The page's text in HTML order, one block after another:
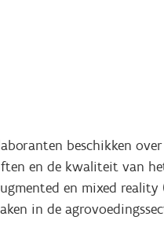
beschikken
en de kwaliteit van
en mixed reality
in de